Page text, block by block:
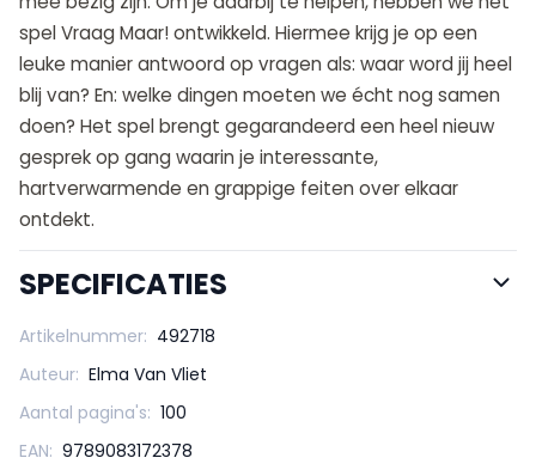
spel Vraag Maar! ontwikkeld. Hiermee krijg je op een
leuke manier antwoord op vragen als: waar word jij heel
blij van? En: welke dingen moeten we écht nog samen
doen? Het spel brengt gegarandeerd een heel nieuw
gesprek op gang waarin je interessante,
hartverwarmende en grappige feiten over elkaar
ontdekt.
SPECIFICATIES
Artikelnummer: 492718
Auteur: Elma Van Vliet
Aantal pagina's: 100
EAN: 9789083172378